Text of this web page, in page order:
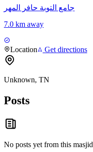
جامع التوبة حافر المهر
7.0 km away
Location Get directions
Unknown, TN
Posts
No posts yet from this masjid